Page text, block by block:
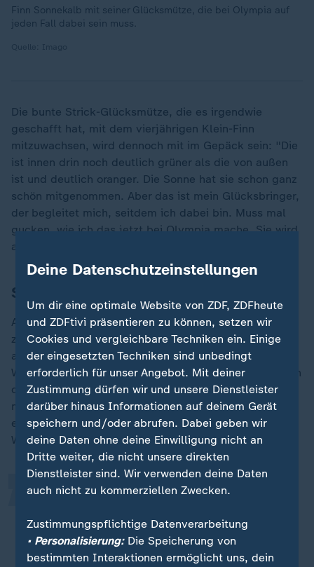
Finn Sonnekalb mit seiner Glücksmütze, die bei Olympia auf
jeden Fall dabei sein muss.
Die bunte Strick-Glücksmütze, die es irgendwie
geschafft hat, mit dem vierjährigen Klein-Finn
mitzuwachsen, wird dennoch mit im Gepäck sein: "Die
ist innen drin noch deutlich grüner als die von außen
ist und deutlich oranger. Die Sonne hat sie schon ganz
schön mitgenommen. Aber das ist mein Glücksbringer,
der begleitet mich, seitdem ich dabei bin. Muss mal
gucken, wie ich das jetzt bei Olympia mache. Sie wird
auf jeden Fall mit dabei sein."
Sprinterin Warmuth hat "Blut geleckt"
Apropos Dabeisein: Das Motto reicht auch den übrigen
zwölf deutschen Olympia-Starterinnen und -Startern
auf den scharfen Kufen nicht. Da ist etwa Sophie
Warmuth (23) ebenfalls aus Erfurt, die als Sprinterin in
dieser Saison beständig in der Gruppe der Weltbesten
mitläuft und beim letzten Weltcup vor Olympia
erstmals auf dem Podium (Platz 2) landete. So sagt
Warmuth selbstbewusst:
Ich fühle mich wie ein Raubtier, das
Blut geleckt hat.
„
Sophie Warmuth, Eisschnellläuferin
Deine Datenschutzeinstellungen
Um dir eine optimale Website von ZDF, ZDFheute
und ZDFtivi präsentieren zu können, setzen wir
Cookies und vergleichbare Techniken ein. Einige
der eingesetzten Techniken sind unbedingt
erforderlich für unser Angebot. Mit deiner
Zustimmung dürfen wir und unsere Dienstleister
darüber hinaus Informationen auf deinem Gerät
speichern und/oder abrufen. Dabei geben wir
deine Daten ohne deine Einwilligung nicht an
Dritte weiter, die nicht unsere direkten
Dienstleister sind. Wir verwenden deine Daten
auch nicht zu kommerziellen Zwecken.
Zustimmungspflichtige Datenverarbeitung
• Personalisierung:Die Speicherung von
bestimmten Interaktionen ermöglicht uns, dein